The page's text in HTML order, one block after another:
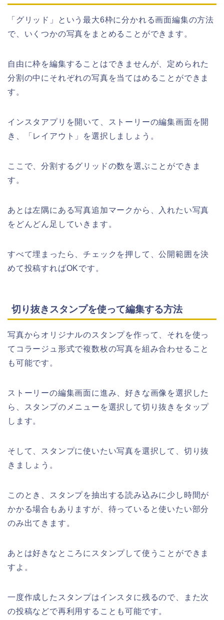
「グリッド」という最大6枠に分かれる画面編集の方法
で、いくつかの写真をまとめることができます。
自由に枠を編集することはできませんが、定められた
分割の中にそれぞれの写真を当てはめることができま
す。
インスタアプリを開いて、ストーリーの編集画面を開
き、「レイアウト」を選択しましょう。
ここで、分割するグリッドの数を選ぶことができま
す。
あとは左隅にある写真追加マークから、入れたい写真
をどんどん足していきます。
すべて埋まったら、チェックを押して、公開範囲を決
めて投稿すればOKです。
切り抜きスタンプを使って編集する方法
写真からオリジナルのスタンプを作って、それを使っ
てコラージュ形式で複数枚の写真を組み合わせること
も可能です。
ストーリーの編集画面に進み、好きな画像を選択した
ら、スタンプのメニューを選択して切り抜きをタップ
します。
そして、スタンプに使いたい写真を選択して、切り抜
きましょう。
このとき、スタンプを抽出する読み込みに少し時間が
かかる場合もありますが、待っていると使いたい部分
のみ出てきます。
あとは好きなところにスタンプして使うことができま
すよ。
一度作成したスタンプはインスタに残るので、また次
の投稿などで再利用することも可能です。